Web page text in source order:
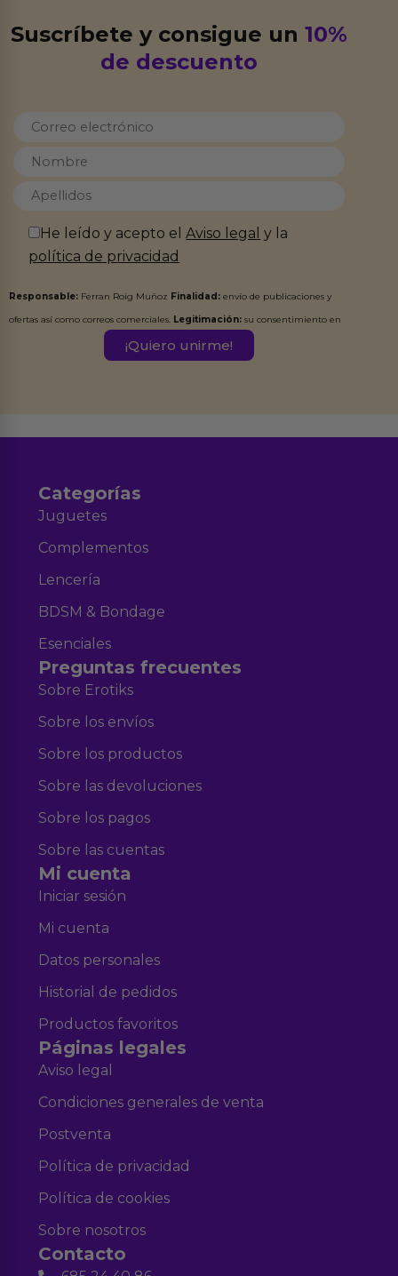
Suscríbete y consigue un10%
de descuento
He leído y acepto elAviso legal y la
política de privacidad
Responsable: Ferran Roig Muñoz Finalidad: envío de publicaciones y
ofertas así como correos comerciales. Legitimación: su consentimiento en
Destinatarios:Ferran Roig Muñoz. Podrás ejercer tus
Categorías
Juguetes
Complementos
Lencería
BDSM & Bondage
Esenciales
Preguntas frecuentes
Sobre Erotiks
Sobre los envíos
Sobre los productos
Sobre las devoluciones
Sobre los pagos
Sobre las cuentas
Mi cuenta
Iniciar sesión
Mi cuenta
Datos personales
Historial de pedidos
Productos favoritos
Páginas legales
Aviso legal
Condiciones generales de venta
Postventa
Política de privacidad
Política de cookies
Sobre nosotros
Contacto